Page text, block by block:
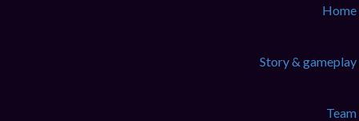
Home
Story & gameplay
Team